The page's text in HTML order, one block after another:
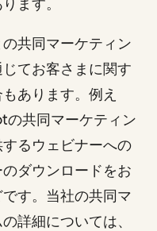
ます。
共同マーケティン
てお客さまに関す
あります。例え
共同マーケティン
るウェビナーへの
ダウンロードをお
す。当社の共同マ
詳細については、